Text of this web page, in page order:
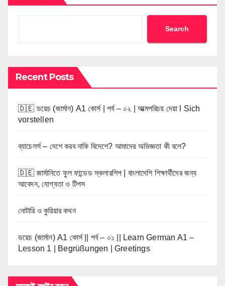
Search
Recent Posts
🇩🇪 ডয়েচ (জার্মান) A1 কোর্স | পর্ব – ০২ | আত্মপরিচয় দেয়া l Sich
vorstellen
ব্যাচেলর্স – দেশে করব নাকি বিদেশে? আমাদের অভিজ্ঞতা কী বলে?
🇩🇪 জার্মানিতে ফুল ফান্ডেড স্কলারশিপ | বাংলাদেশি শিক্ষার্থীদের জন্য
আবেদন, যোগ্যতা ও টিপস
নোটারি ও কুরিয়ার কথন
ডয়েচ (জার্মান) A1 কোর্স || পর্ব – ০১ || Learn German A1 –
Lesson 1 | Begrüßungen | Greetings